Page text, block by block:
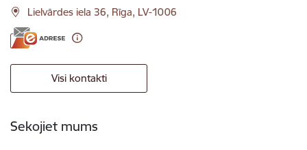
Lielvārdes iela 36, Rīga, LV-1006
Visi kontakti
Sekojiet mums